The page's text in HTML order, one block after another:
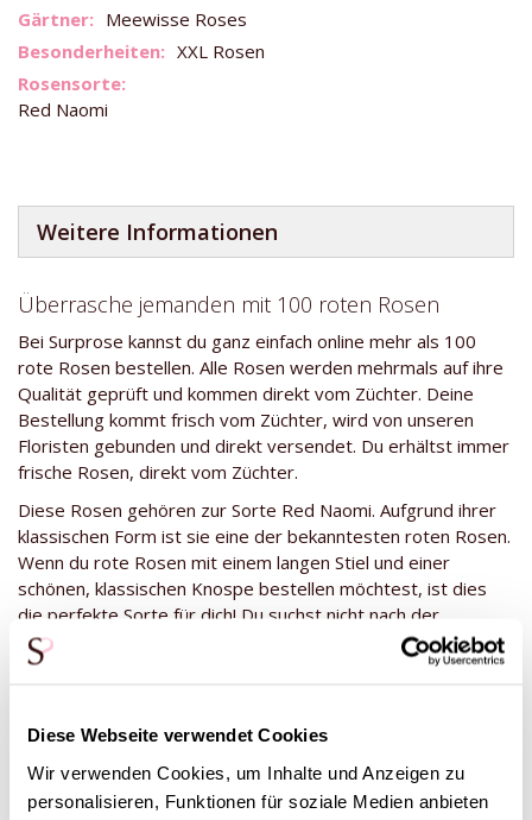
Diese Webseite verwendet Cookies
Wir verwenden Cookies, um Inhalte und Anzeigen zu
personalisieren, Funktionen für soziale Medien anbieten
Meewisse Roses
XXL Rosen
Red Naomi
Weitere Informationen
Überrasche jemanden mit 100 roten Rosen
Bei Surprose kannst du ganz einfach online mehr als 100
rote Rosen bestellen. Alle Rosen werden mehrmals auf ihre
Qualität geprüft und kommen direkt vom Züchter. Deine
Bestellung kommt frisch vom Züchter, wird von unseren
Floristen gebunden und direkt versendet. Du erhältst immer
frische Rosen, direkt vom Züchter.
Diese Rosen gehören zur Sorte Red Naomi. Aufgrund ihrer
klassischen Form ist sie eine der bekanntesten roten Rosen.
Wenn du rote Rosen mit einem langen Stiel und einer
schönen, klassischen Knospe bestellen möchtest, ist dies
die perfekte Sorte für dich! Du suchst nicht nach der
klassischen Form dieser Rosensorte? Du kannst auch 100
rote Rosen der Sorte
kaufen. Diese rote Rose hat
Möchtest du der Bestellung eine weiße Rose
hinzufügen?